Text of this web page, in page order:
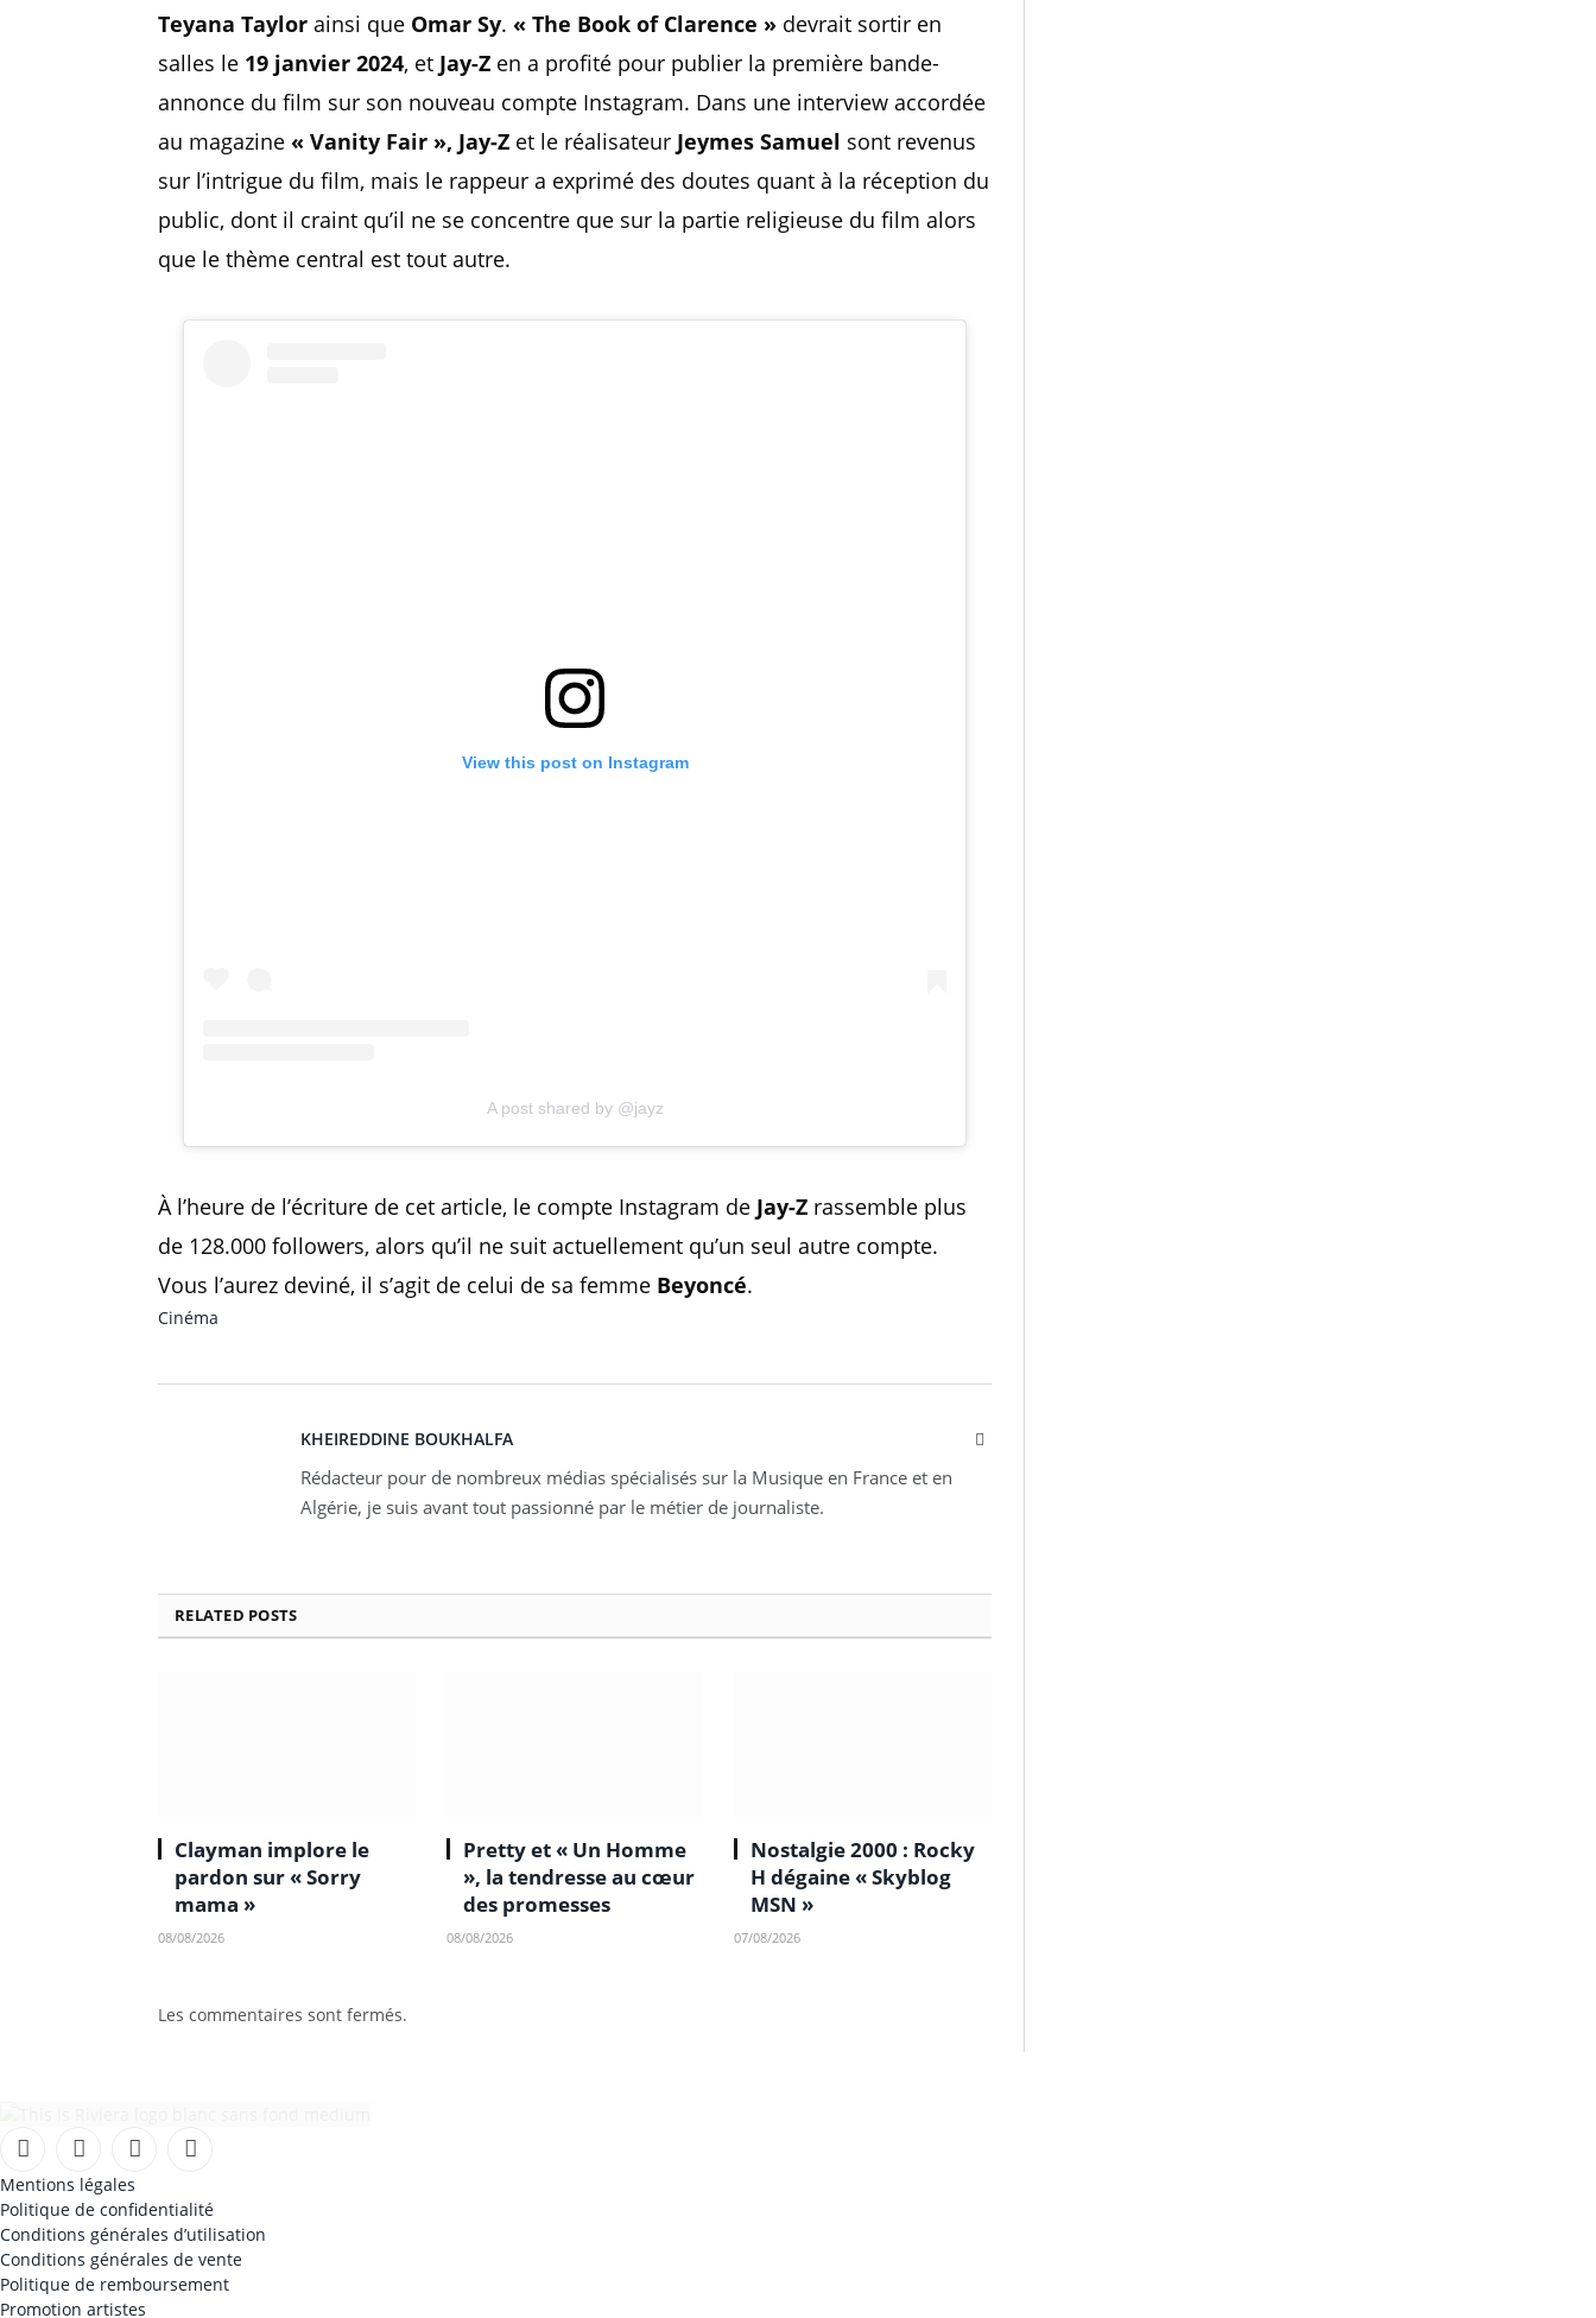
Teyana Taylor ainsi que Omar Sy. « The Book of Clarence » devrait sortir en
salles le 19 janvier 2024, et Jay-Z en a profité pour publier la première bande-
annonce du film sur son nouveau compte Instagram. Dans une interview accordée
au magazine « Vanity Fair », Jay-Z et le réalisateur Jeymes Samuel sont revenus
sur l’intrigue du film, mais le rappeur a exprimé des doutes quant à la réception du
public, dont il craint qu’il ne se concentre que sur la partie religieuse du film alors
que le thème central est tout autre.
View this post on Instagram
A post shared by @jayz
À l’heure de l’écriture de cet article, le compte Instagram de Jay-Z rassemble plus
de 128.000 followers, alors qu’il ne suit actuellement qu’un seul autre compte.
Vous l’aurez deviné, il s’agit de celui de sa femme Beyoncé.
Cinéma
KHEIREDDINE BOUKHALFA
Rédacteur pour de nombreux médias spécialisés sur la Musique en France et en
Algérie, je suis avant tout passionné par le métier de journaliste.
RELATED POSTS
Clayman implore le
pardon sur « Sorry
mama »
08/08/2026
Pretty et « Un Homme
», la tendresse au cœur
des promesses
08/08/2026
Nostalgie 2000 : Rocky
H dégaine « Skyblog
MSN »
07/08/2026
Les commentaires sont fermés.
FacebookInstagramTikTok
YouTube
Mentions légales
Politique de confidentialité
Conditions générales d’utilisation
Conditions générales de vente
Politique de remboursement
Promotion artistes